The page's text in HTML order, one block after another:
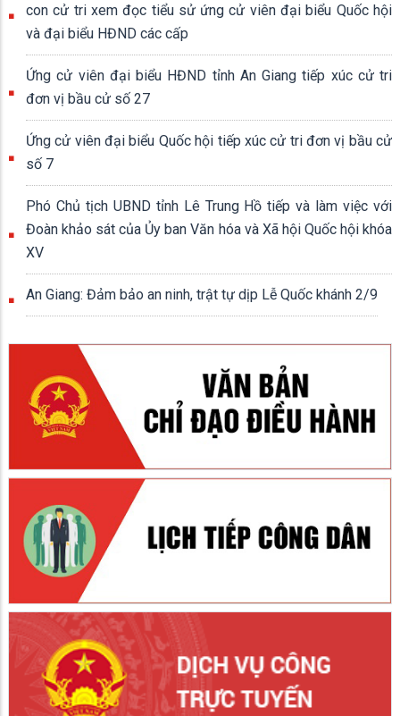
con cử tri xem đọc tiểu sử ứng cử viên đại biểu Quốc hội
và đại biểu HĐND các cấp
Ứng cử viên đại biểu HĐND tỉnh An Giang tiếp xúc cử tri
đơn vị bầu cử số 27
Ứng cử viên đại biểu Quốc hội tiếp xúc cử tri đơn vị bầu cử
số 7
Phó Chủ tịch UBND tỉnh Lê Trung Hồ tiếp và làm việc với
Đoàn khảo sát của Ủy ban Văn hóa và Xã hội Quốc hội khóa
XV
An Giang: Đảm bảo an ninh, trật tự dịp Lễ Quốc khánh 2/9